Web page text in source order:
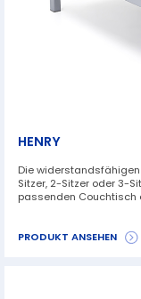
HENRY
Die
Sitzer, 2-Sitzer oder 3-
passenden Couchtisch
PRODUKT ANSEHEN